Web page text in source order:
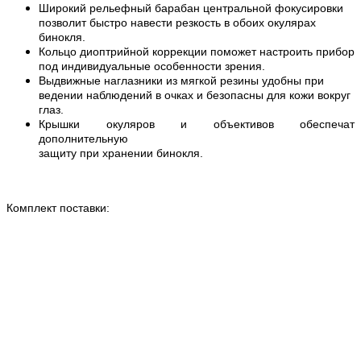
Широкий рельефный барабан центральной фокусировки
позволит быстро навести резкость в обоих окулярах
бинокля.
Кольцо диоптрийной коррекции поможет настроить прибор
под индивидуальные особенности зрения.
Выдвижные наглазники из мягкой резины удобны при
ведении наблюдений в очках и безопасны для кожи вокруг
глаз.
Крышки окуляров и объективов обеспечат
дополнительную
защиту при хранении бинокля.
Комплект поставки: